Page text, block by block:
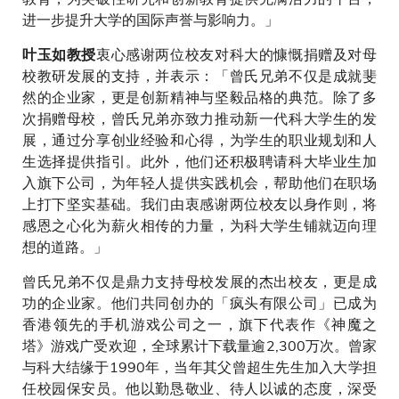
进一步提升大学的国际声誉与影响力。」
叶玉如教授衷心感谢两位校友对科大的慷慨捐赠及对母
校教研发展的支持，并表示：「曾氏兄弟不仅是成就斐
然的企业家，更是创新精神与坚毅品格的典范。除了多
次捐赠母校，曾氏兄弟亦致力推动新一代科大学生的发
展，通过分享创业经验和心得，为学生的职业规划和人
生选择提供指引。此外，他们还积极聘请科大毕业生加
入旗下公司，为年轻人提供实践机会，帮助他们在职场
上打下坚实基础。我们由衷感谢两位校友以身作则，将
感恩之心化为薪火相传的力量，为科大学生铺就迈向理
想的道路。」
曾氏兄弟不仅是鼎力支持母校发展的杰出校友，更是成
功的企业家。他们共同创办的「疯头有限公司」已成为
香港领先的手机游戏公司之一，旗下代表作《神魔之
塔》游戏广受欢迎，全球累计下载量逾2,300万次。曾家
与科大结缘于1990年，当年其父曾超生先生加入大学担
任校园保安员。他以勤恳敬业、待人以诚的态度，深受